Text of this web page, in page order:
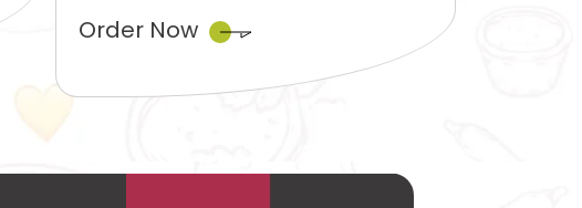
Order Now